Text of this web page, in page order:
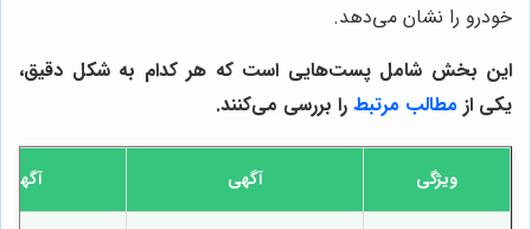
خودرو را نشان می‌دهد.
این بخش شامل پست‌هایی است که هر کدام به شکل دقیق،
یکی از مطالب مرتبط را بررسی می‌کنند.
ویژگی آگهی آگهی